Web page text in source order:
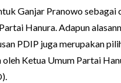
Ganjar Pranowo sebagai
Hanura. Adapun
PDIP juga merupakan
Ketua Umum Partai